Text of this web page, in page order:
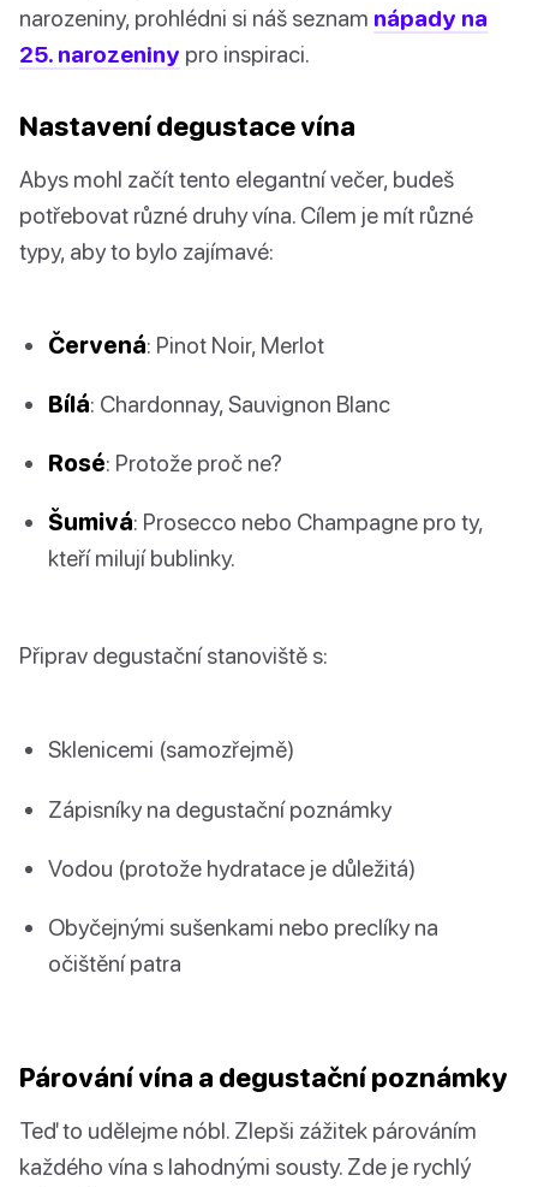
narozeniny, prohlédni si náš seznam nápady na
25. narozeniny pro inspiraci.
Nastavení degustace vína
Abys mohl začít tento elegantní večer, budeš
potřebovat různé druhy vína. Cílem je mít různé
typy, aby to bylo zajímavé:
Červená: Pinot Noir, Merlot
Bílá: Chardonnay, Sauvignon Blanc
Rosé: Protože proč ne?
Šumivá: Prosecco nebo Champagne pro ty,
kteří milují bublinky.
Připrav degustační stanoviště s:
Sklenicemi (samozřejmě)
Zápisníky na degustační poznámky
Vodou (protože hydratace je důležitá)
Obyčejnými sušenkami nebo preclíky na
očištění patra
Párování vína a degustační poznámky
Teď to udělejme nóbl. Zlepši zážitek párováním
každého vína s lahodnými sousty. Zde je rychlý